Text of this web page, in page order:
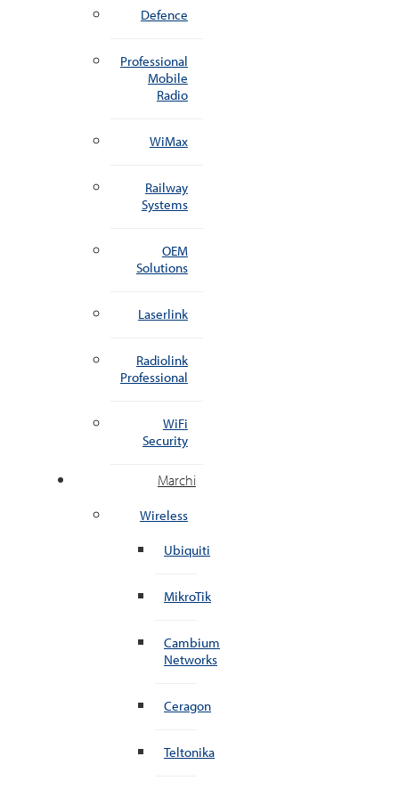
Defence
Professional
Mobile
Radio
WiMax
Railway
Systems
OEM
Solutions
Laserlink
Radiolink
Professional
WiFi
Security
Marchi
Wireless
Ubiquiti
MikroTik
Cambium
Networks
Ceragon
Teltonika